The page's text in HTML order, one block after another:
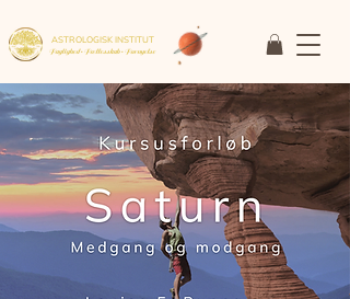
ASTROLOGISK INSTITUT
Faglighed • Fællesskab• Fornyelse